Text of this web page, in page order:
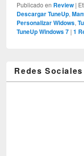
Publicado en Review |
Descargar TuneUp,
Personalizar Widows,
TuneUp Windows 7 |1
Redes Sociales